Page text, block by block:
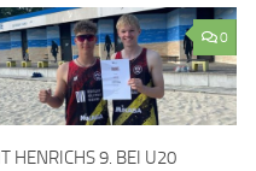
0
HENRICHS 9. BEI U20